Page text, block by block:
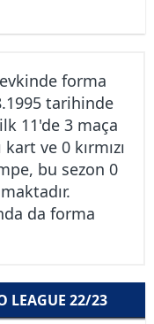
forma
tarihinde
11'de 3 maça
ve 0 kırmızı
bu sezon 0
da forma
LEAGUE 22/23